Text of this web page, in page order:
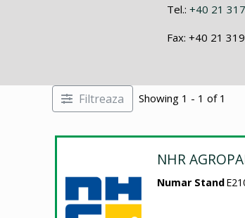
Tel.:+40 21
Fax: +40 21
Filtreaza Showing 1 - 1 of 1
NHR
Numar Stand